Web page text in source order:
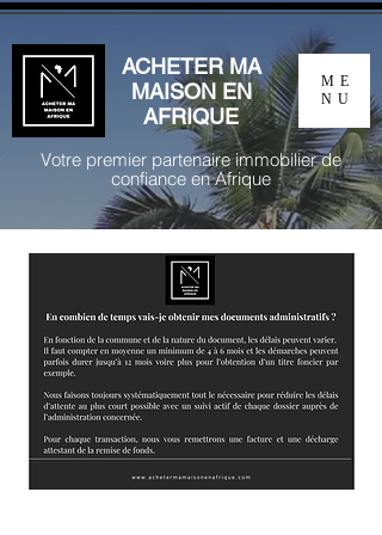
ACHETER MA
MAISON EN
AFRIQUE
Votre premier partenaire immobilier de
confiance en Afrique
ME
NU